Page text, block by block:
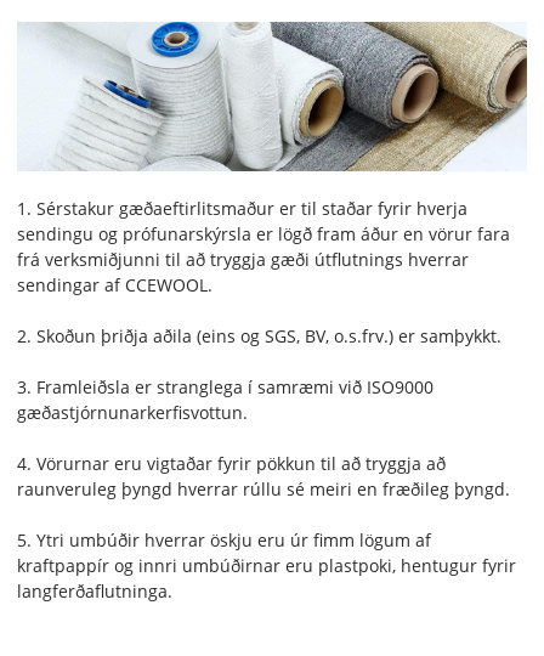
1. Sérstakur gæðaeftirlitsmaður er til staðar fyrir hverja
sendingu og prófunarskýrsla er lögð fram áður en vörur fara
frá verksmiðjunni til að tryggja gæði útflutnings hverrar
sendingar af CCEWOOL.
2. Skoðun þriðja aðila (eins og SGS, BV, o.s.frv.) er samþykkt.
3. Framleiðsla er stranglega í samræmi við ISO9000
gæðastjórnunarkerfisvottun.
4. Vörurnar eru vigtaðar fyrir pökkun til að tryggja að
raunveruleg þyngd hverrar rúllu sé meiri en fræðileg þyngd.
5. Ytri umbúðir hverrar öskju eru úr fimm lögum af
kraftpappír og innri umbúðirnar eru plastpoki, hentugur fyrir
langferðaflutninga.